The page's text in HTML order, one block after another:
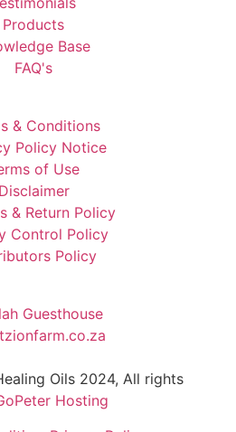
Products
Base
FAQ's
& Conditions
Policy Notice
of Use
Disclaimer
& Return Policy
Control Policy
Policy
Guesthouse
Oils 2024, All rights
Hosting